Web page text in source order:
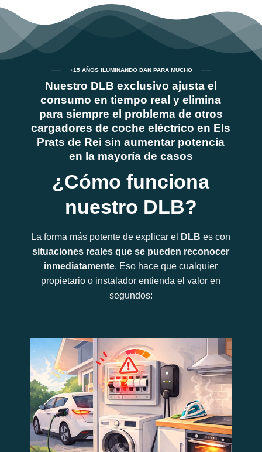
+15 AÑOS ILUMINANDO DAN PARA MUCHO
Nuestro DLB exclusivo ajusta el
consumo en tiempo real y elimina
para siempre el problema de otros
cargadores de coche eléctrico en Els
Prats de Rei sin aumentar potencia
en la mayoría de casos
¿Cómo funciona
nuestro DLB?
La forma más potente de explicar el DLB es con
situaciones reales que se pueden reconocer
inmediatamente. Eso hace que cualquier
propietario o instalador entienda el valor en
segundos: